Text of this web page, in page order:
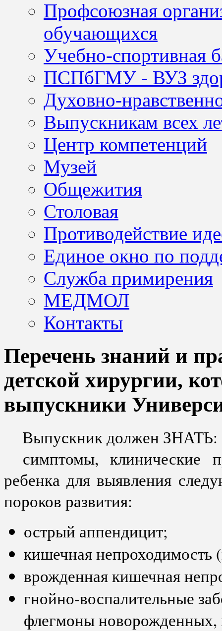
Профсоюзная
обучающихся
Учебно-спортивная
ПСПбГМУ - ВУЗ
Духовно-
Выпускникам всех
Центр компетенций
Музей
Общежития
Столовая
Противодействие
Единое окно по
Служба примирения
МЕДМОЛ
Контакты
Перечень знаний и
детской хирургии,
выпускники
Выпускник должен ЗНАТЬ:
симптомы, клинические
ребенка для выявления
пороков развития:
острый аппендицит;
кишечная непроходимость
врожденная кишечная
гнойно-воспалительные
флегмоны новорожденных,